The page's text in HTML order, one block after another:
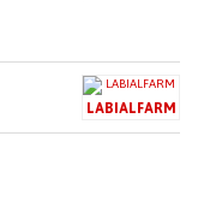
LABIALFARM